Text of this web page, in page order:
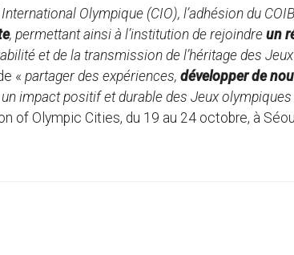
Olympique (CIO), l’adhésion du
, permettant ainsi à l’institution de rejoindre un
et de la transmission de l’héritage des Jeux
« partager des expériences, développer de
impact positif et durable des Jeux olympiques
of Olympic Cities, du 19 au 24 octobre, à